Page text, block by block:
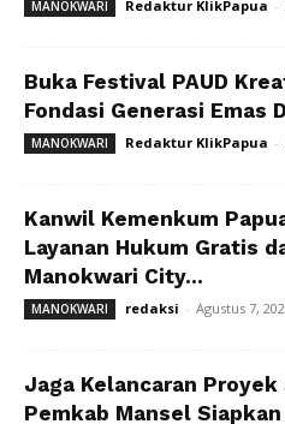
MANOKWARI Redaktur KlikPapua -
Buka Festival PAUD
Fondasi Generasi Emas
MANOKWARI Redaktur KlikPapua -
Kanwil Kemenkum
Layanan Hukum Gratis
Manokwari City...
MANOKWARI redaksi - Agustus 7,
Jaga Kelancaran
Pemkab Mansel